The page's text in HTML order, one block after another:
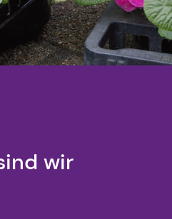
wir